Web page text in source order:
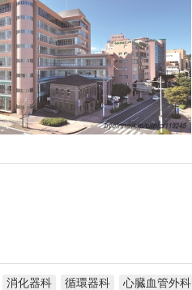
消化器科 循環器科 心臓血管外科